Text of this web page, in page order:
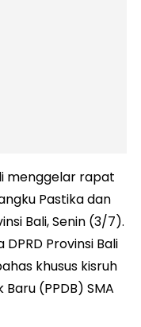
menggelar rapat
Pastika dan
Bali, Senin (3/7).
Provinsi Bali
khusus kisruh
(PPDB) SMA